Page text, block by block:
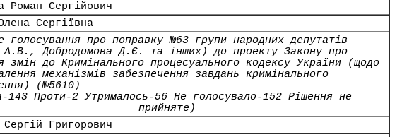
Роман Сергійович
Сергіївна
голосування про поправку №63 групи народних депутатів
А.В., Добродомова Д.Є. та інших) до проекту Закону про
змін до Кримінального процесуального кодексу України (щодо
механізмів забезпечення завдань кримінального
(№5610)
143 Проти-2 Утрималось-56 Не голосувало-152 Рішення не
прийняте)
Сергій Григорович